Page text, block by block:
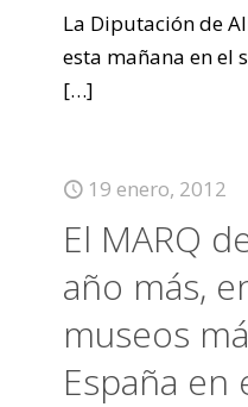
La Diputación de
esta mañana en el
[…]
19 enero, 2012
El MARQ
año más,
museos
España en